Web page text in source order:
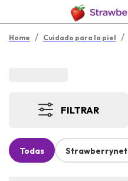
Home / Cuidado para la piel /
FILTRAR
Todas Strawberrynet